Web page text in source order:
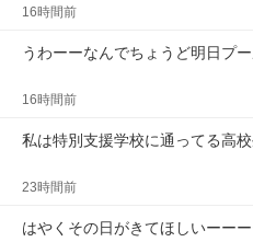
16時間前
うわーーなんでちょうど明日プ
16時間前
私は特別支援学校に通ってる高
23時間前
はやくその日がきてほしいーー